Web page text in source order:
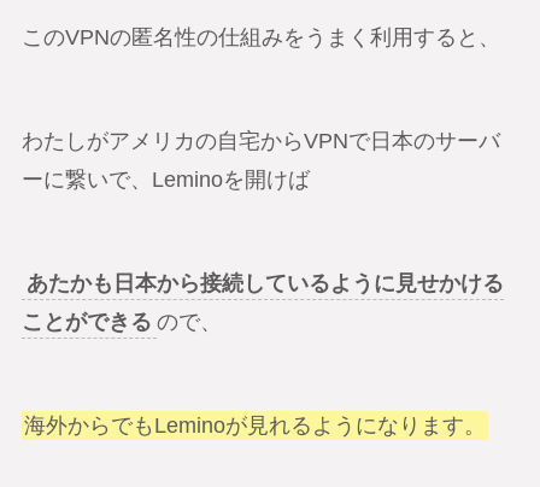
このVPNの匿名性の仕組みをうまく利用すると、
わたしがアメリカの自宅からVPNで日本のサーバ
ーに繋いで、Leminoを開けば
あたかも日本から接続しているように見せかける
ことができる ので、
海外からでもLeminoが見れるようになります。